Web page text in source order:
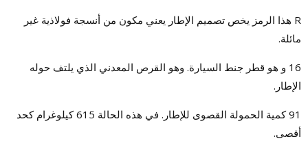
R هذا الرمز يخص تصميم الإطار يعني مكون من أنسجة فولاذية غير
مائلة.
16 و هو قطر جنط السيارة. وهو القرص المعدني الذي يلتف حوله
الإطار.
91 كمية الحمولة القصوى للإطار. في هذه الحالة 615 كيلوغرام كحد
أقصى.